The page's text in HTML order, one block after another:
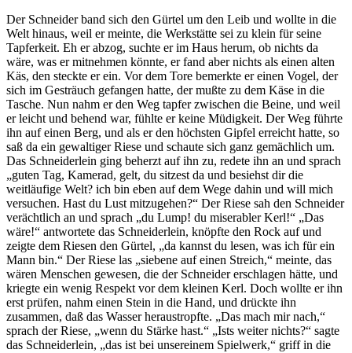
Der Schneider band sich den Gürtel um den Leib und wollte in die
Welt hinaus, weil er meinte, die Werkstätte sei zu klein für seine
Tapferkeit. Eh er abzog, suchte er im Haus herum, ob nichts da
wäre, was er mitnehmen könnte, er fand aber nichts als einen alten
Käs, den steckte er ein. Vor dem Tore bemerkte er einen Vogel, der
sich im Gesträuch gefangen hatte, der mußte zu dem Käse in die
Tasche. Nun nahm er den Weg tapfer zwischen die Beine, und weil
er leicht und behend war, fühlte er keine Müdigkeit. Der Weg führte
ihn auf einen Berg, und als er den höchsten Gipfel erreicht hatte, so
saß da ein gewaltiger Riese und schaute sich ganz gemächlich um.
Das Schneiderlein ging beherzt auf ihn zu, redete ihn an und sprach
„guten Tag, Kamerad, gelt, du sitzest da und besiehst dir die
weitläufige Welt? ich bin eben auf dem Wege dahin und will mich
versuchen. Hast du Lust mitzugehen?“ Der Riese sah den Schneider
verächtlich an und sprach „du Lump! du miserabler Kerl!“ „Das
wäre!“ antwortete das Schneiderlein, knöpfte den Rock auf und
zeigte dem Riesen den Gürtel, „da kannst du lesen, was ich für ein
Mann bin.“ Der Riese las „siebene auf einen Streich,“ meinte, das
wären Menschen gewesen, die der Schneider erschlagen hätte, und
kriegte ein wenig Respekt vor dem kleinen Kerl. Doch wollte er ihn
erst prüfen, nahm einen Stein in die Hand, und drückte ihn
zusammen, daß das Wasser heraustropfte. „Das mach mir nach,“
sprach der Riese, „wenn du Stärke hast.“ „Ists weiter nichts?“ sagte
das Schneiderlein, „das ist bei unsereinem Spielwerk,“ griff in die